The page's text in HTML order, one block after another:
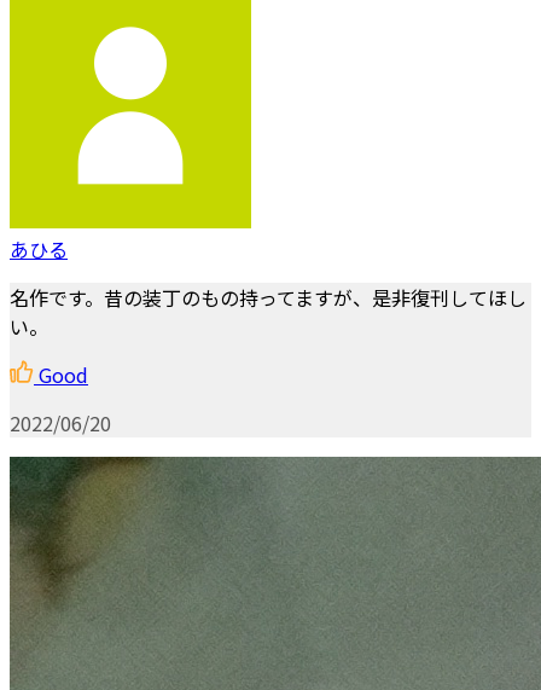
あひる
名作です。昔の装丁のもの持ってますが、是非復刊してほし
い。
Good
2022/06/20